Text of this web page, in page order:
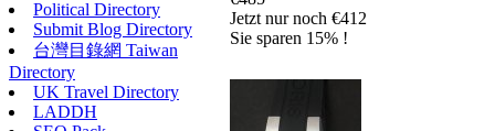
Political Directory
Submit Blog Directory
台灣目錄網 Taiwan
Directory
UK Travel Directory
LADDH
Jetzt nur noch €412
Sie sparen 15% !